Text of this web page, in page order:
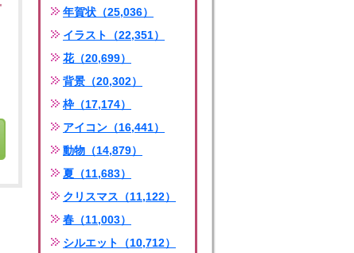
年賀状（25,036）
イラスト（22,351）
花（20,699）
背景（20,302）
枠（17,174）
アイコン（16,441）
動物（14,879）
夏（11,683）
クリスマス（11,122）
春（11,003）
シルエット（10,712）